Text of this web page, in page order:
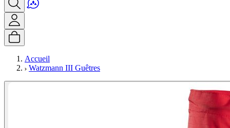
Accueil
Watzmann III Guêtres